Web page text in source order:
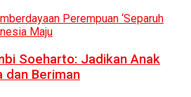
Soeharto: Jadikan Anak
dan Beriman